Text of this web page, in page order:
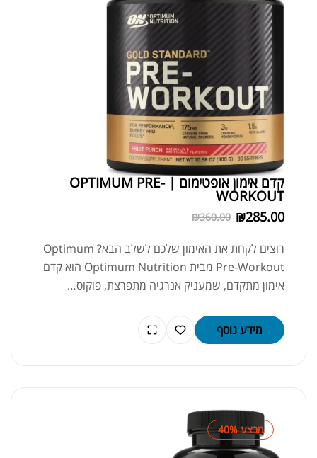
קדם אימון אופטימום | OPTIMUM PRE-
WORKOUT
₪360.00 ₪285.00
רוצים לקחת את האימון שלכם לשלב הבא? Optimum
Pre-Workout מבית Optimum Nutrition הוא קדם
אימון מתקדם, שמעניק אנרגיה מתפרצת, פוקוס…
מידע נוסף
מבצע 40%